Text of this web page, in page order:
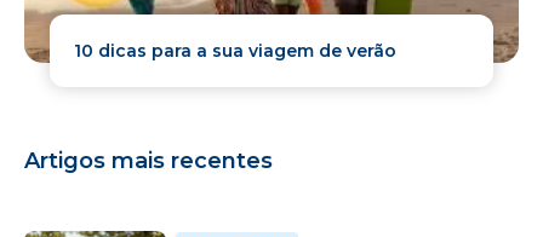
10 dicas para a sua viagem de verão
Artigos mais recentes